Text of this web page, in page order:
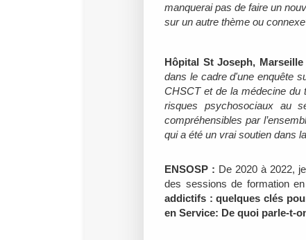
manquerai pas de faire un
sur un autre thème ou
Hôpital St Joseph,
dans le cadre d'une enquête
CHSCT et de la médecine du
risques psychosociaux au
compréhensibles par
qui a été un vrai soutien dans
ENSOSP : De 2020 à 2022,
des sessions de formation en
addictifs : quelques clés
en Service: De quoi parle-t-